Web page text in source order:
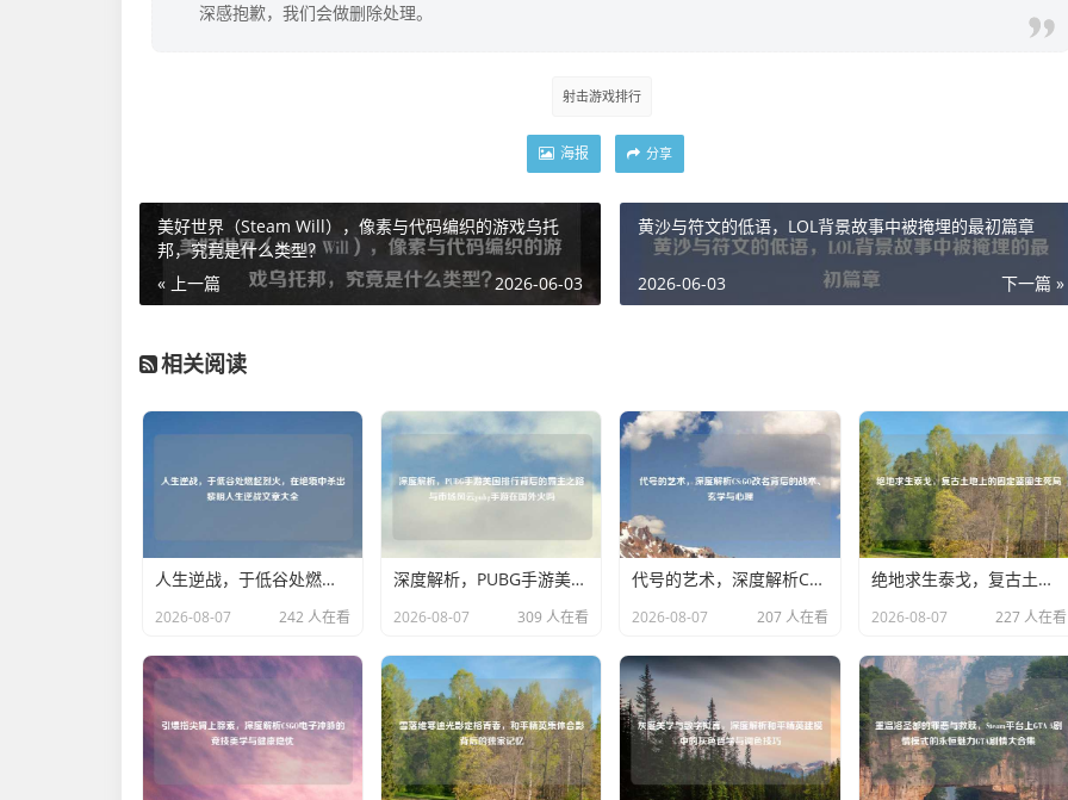
深感抱歉，我们会做删除处理。
射击游戏排行
海报 分享
美好世界（Steam Will），像素与代码编织的游戏乌托
邦，究竟是什么类型？
« 上一篇
2026-06-03
黄沙与符文的低语，LOL背景故事中被掩埋的最初篇章
下一篇 »
2026-06-03
相关阅读
人生逆战，于低谷处燃起烈火，在绝境中杀出黎明人生逆战文章大全
2026-08-07 242 人在看
深度解析，PUBG手游美国排行背后的霸主之路与市场风云pubg手游在国外火吗
2026-08-07 309 人在看
代号的艺术，深度解析CS:GO改名背后的战术、玄学与心理
2026-08-07 207 人在看
绝地求生泰戈，复古土地上的固定蓝圈生死局
2026-08-07 227 人在看